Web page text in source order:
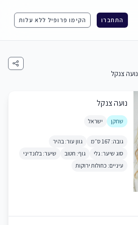
התחברו הקימו פרופיל ללא עלות
נועה צנקל
נועה צנקל
שחקן ישראל
גובה: 167 ס״מ
גוון עור: בהיר
סוג שיער: גלי
גוף: חטוב
שיער: בלונדיני
עיניים: כחולות ירוקות